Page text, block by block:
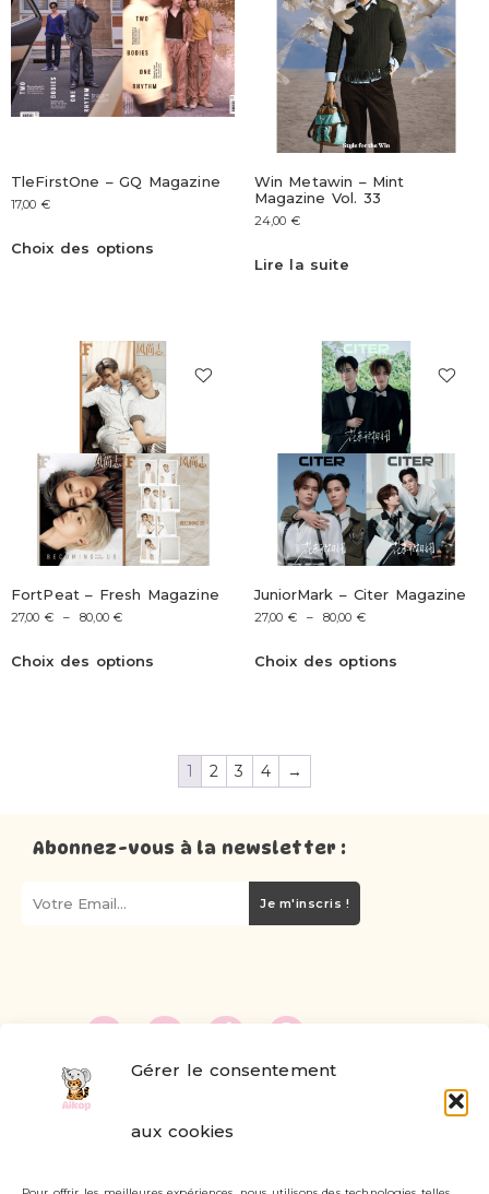
Gérer le consentement
aux cookies
TleFirstOne – GQ Magazine
17,00 €
Choix des options
Win Metawin – Mint
Magazine Vol. 33
24,00 €
Lire la suite
FortPeat – Fresh Magazine
27,00 € – 80,00€
Choix des options
JuniorMark – Citer Magazine
27,00 € – 80,00 €
Choix des options
1 2 3 4 →
Abonnez-vous à la newsletter :
Je m'inscris !